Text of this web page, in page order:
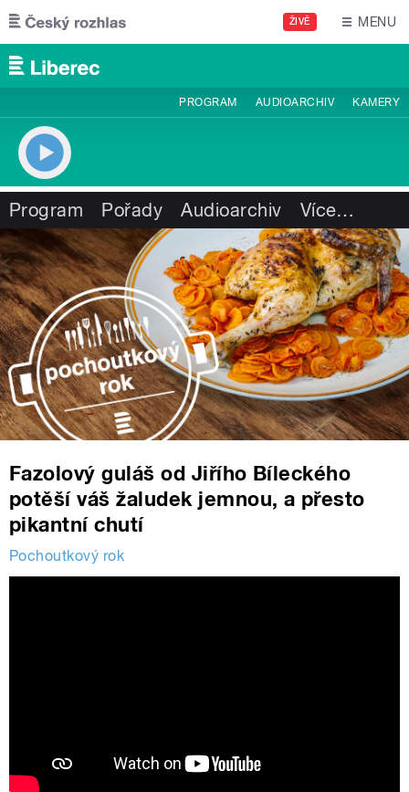
Přejít k hlavnímu obsahu
ŽIVĚ MENU
PROGRAM AUDIOARCHIV KAMERY
Program Pořady Audioarchiv Více…
Fazolový guláš od Jiřího Bíleckého
potěší váš žaludek jemnou, a přesto
pikantní chutí
Pochoutkový rok